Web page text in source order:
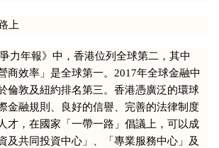
上
力年報》中，香港位列全球第二，其中
商效率」是全球第一。2017年全球金融中
倫敦及紐約排名第三。香港憑廣泛的環球
金融規則、良好的信譽、完善的法律制度
才，在國家「一帶一路」倡議上，可以成
及共同投資中心」、「專業服務中心」及